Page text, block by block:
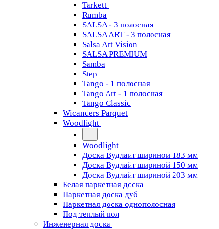
Tarkett
Rumba
SALSA - 3 полосная
SALSA ART - 3 полосная
Salsa Art Vision
SALSA PREMIUM
Samba
Step
Tango - 1 полосная
Tango Art - 1 полосная
Tango Classiс
Wicanders Parquet
Woodlight
Woodlight
Доска Вудлайт шириной 183 мм
Доска Вудлайт шириной 150 мм
Доска Вудлайт шириной 203 мм
Белая паркетная доска
Паркетная доска дуб
Паркетная доска однополосная
Под теплый пол
Инженерная доска